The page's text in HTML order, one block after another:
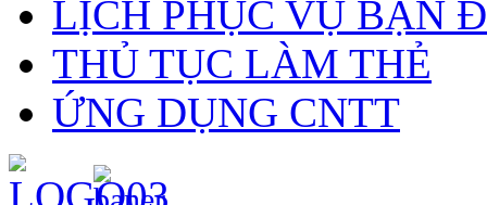
LỊCH PHỤC VỤ BẠN
THỦ TỤC LÀM THẺ
ỨNG DỤNG CNTT